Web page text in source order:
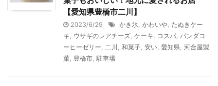
【愛知県豊橋市二川】
2023/6/29 かき氷 かわいや たぬきケー
キ
ウサギのレアチーズ ケーキ コスパ パンダコ
ーヒーゼリー
二川 和菓子 安い 愛知県 河合屋製
菓 豊橋市 駐車場